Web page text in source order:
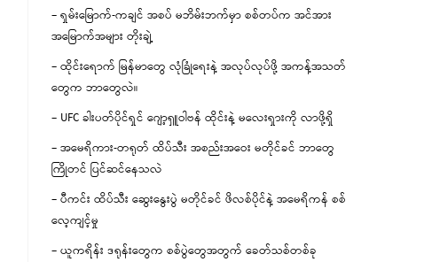
– ရှမ်းမြောက်-ကချင် အစပ် မဘိမ်းဘက်မှာ စစ်တပ်က အင်အား
အမြောက်အများ တိုးချဲ့
– ထိုင်းရောက် မြန်မာတွေ လုံခြုံရေးနဲ့ အလုပ်လုပ်ဖို့ အကန့်အသတ်
တွေက ဘာတွေလဲ။
– UFC ခါးပတ်ပိုင်ရှင် ဂျော့ရှူဝါဗန် ထိုင်းနဲ့ မလေးရှားကို လာဖို့ရှိ
– အမေရိကား-တရုတ် ထိပ်သီး အစည်းအဝေး မတိုင်ခင် ဘာတွေ
ကြိုတင် ပြင်ဆင်နေသလဲ
– ပီကင်း ထိပ်သီး ဆွေးနွေးပွဲ မတိုင်ခင် ဖိလစ်ပိုင်နဲ့ အမေရိကန် စစ်
လေ့ကျင့်မှု
– ယူကရိန်း ဒရုန်းတွေက စစ်ပွဲတွေအတွက် ခေတ်သစ်တစ်ခု